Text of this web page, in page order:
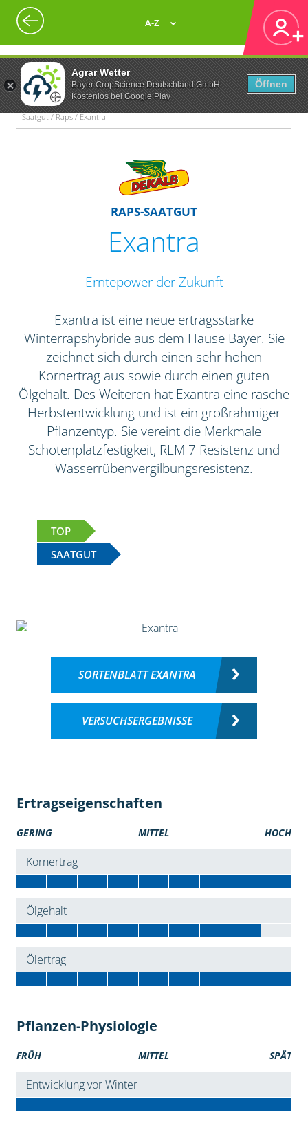
Agrar Wetter
Bayer CropScience Deutschland GmbH
Kostenlos bei Google Play
Öffnen
A-Z
Saatgut / Raps / Exantra
RAPS-SAATGUT
Exantra
Erntepower der Zukunft
Exantra ist eine neue ertragsstarke
Winterrapshybride aus dem Hause Bayer. Sie
zeichnet sich durch einen sehr hohen
Kornertrag aus sowie durch einen guten
Ölgehalt. Des Weiteren hat Exantra eine rasche
Herbstentwicklung und ist ein großrahmiger
Pflanzentyp. Sie vereint die Merkmale
Schotenplatzfestigkeit, RLM 7 Resistenz und
Wasserrübenvergilbungsresistenz.
TOP
SAATGUT
SORTENBLATT EXANTRA
VERSUCHSERGEBNISSE
Ertragseigenschaften
GERING MITTEL HOCH
Kornertrag
Ölgehalt
Ölertrag
Pflanzen-Physiologie
FRÜH MITTEL SPÄT
Entwicklung vor Winter